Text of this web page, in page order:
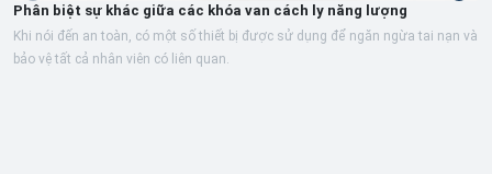
Phân biệt sự khác giữa các khóa van cách ly năng lượng
Khi nói đến an toàn, có một số thiết bị được sử dụng để ngăn ngừa tai nạn và
bảo vệ tất cả nhân viên có liên quan.